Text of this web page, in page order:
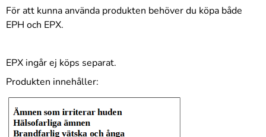
För att kunna använda produkten behöver du köpa både
EPH och EPX.
EPX ingår ej köps separat.
Produkten innehåller: